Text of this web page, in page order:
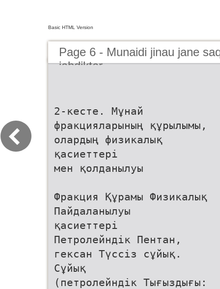
Basic HTML Version
Page 6 - Munaidi jinau jane
jabdiktar
2-кесте. Мұнай
фракцияларының құрылымы,
олардың физикалық
қасиеттері
мен қолданылуы
Фракция Құрамы Физикалық
Пайдаланылуы
қасиеттері
Петролейндік Пентан,
гексан Түссіз сұйық.
Сұйық
(петролейндік Тығыздығы: